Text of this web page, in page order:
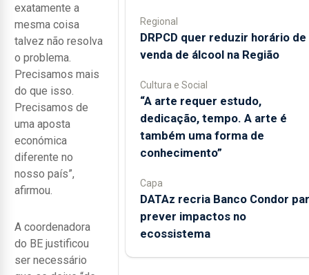
exatamente a
mesma coisa
talvez não resolva
o problema.
Precisamos mais
do que isso.
Precisamos de
uma aposta
económica
diferente no
nosso país”,
afirmou.
A coordenadora
do BE justificou
ser necessário
Regional
DRPCD quer reduzir horário de
venda de álcool na Região
Cultura e Social
“A arte requer estudo,
dedicação, tempo. A arte é
também uma forma de
conhecimento”
Capa
DATAz recria Banco Condor
prever impactos no
ecossistema